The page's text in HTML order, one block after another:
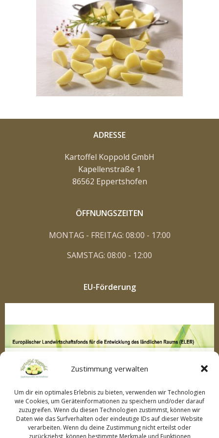
Zustimmung verwalten
Um dir ein optimales Erlebnis zu bieten, verwenden wir Technologien
wie Cookies, um Geräteinformationen zu speichern und/oder darauf
zuzugreifen. Wenn du diesen Technologien zustimmst, können wir
Daten wie das Surfverhalten oder eindeutige IDs auf dieser Website
verarbeiten. Wenn du deine Zustimmung nicht erteilst oder
zurückziehst, können bestimmte Merkmale und Funktionen
ADRESSE
Kartoffel Koppold GmbH
Kapellenstraße 1
86562 Eppertshofen
ÖFFNUNGSZEITEN
MONTAG - FREITAG: 08:00 - 17:00
SAMSTAG: 08:00 - 12:00
EU-Förderung